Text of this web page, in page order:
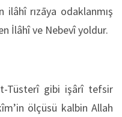
ilâhî rızāya odaklanmış
İlâhî ve Nebevî yoldur.
Tüsterî gibi işârî tefsir
ölçüsü kalbin Allah